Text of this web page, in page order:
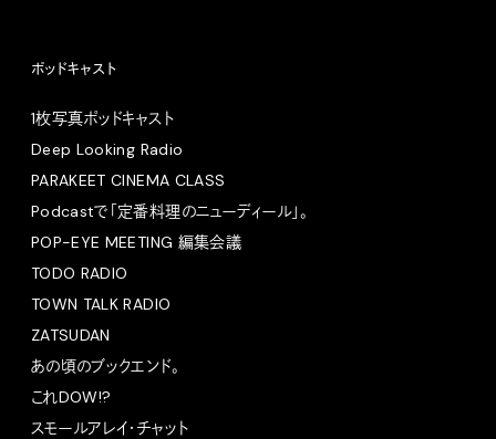
ポッドキャスト
1枚写真ポッドキャスト
Deep Looking Radio
PARAKEET CINEMA CLASS
Podcastで「定番料理のニューディール」。
POP-EYE MEETING 編集会議
TODO RADIO
TOWN TALK RADIO
ZATSUDAN
あの頃のブックエンド。
これDOW!?
スモールアレイ・チャット